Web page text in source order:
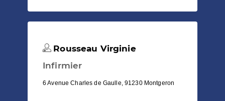
Rousseau Virginie
Infirmier
6 Avenue Charles de Gaulle, 91230 Montgeron